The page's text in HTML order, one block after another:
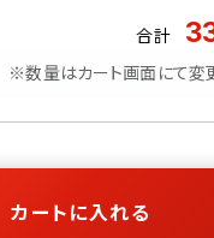
合計
※数量はカート画面にて変
カートに入れる